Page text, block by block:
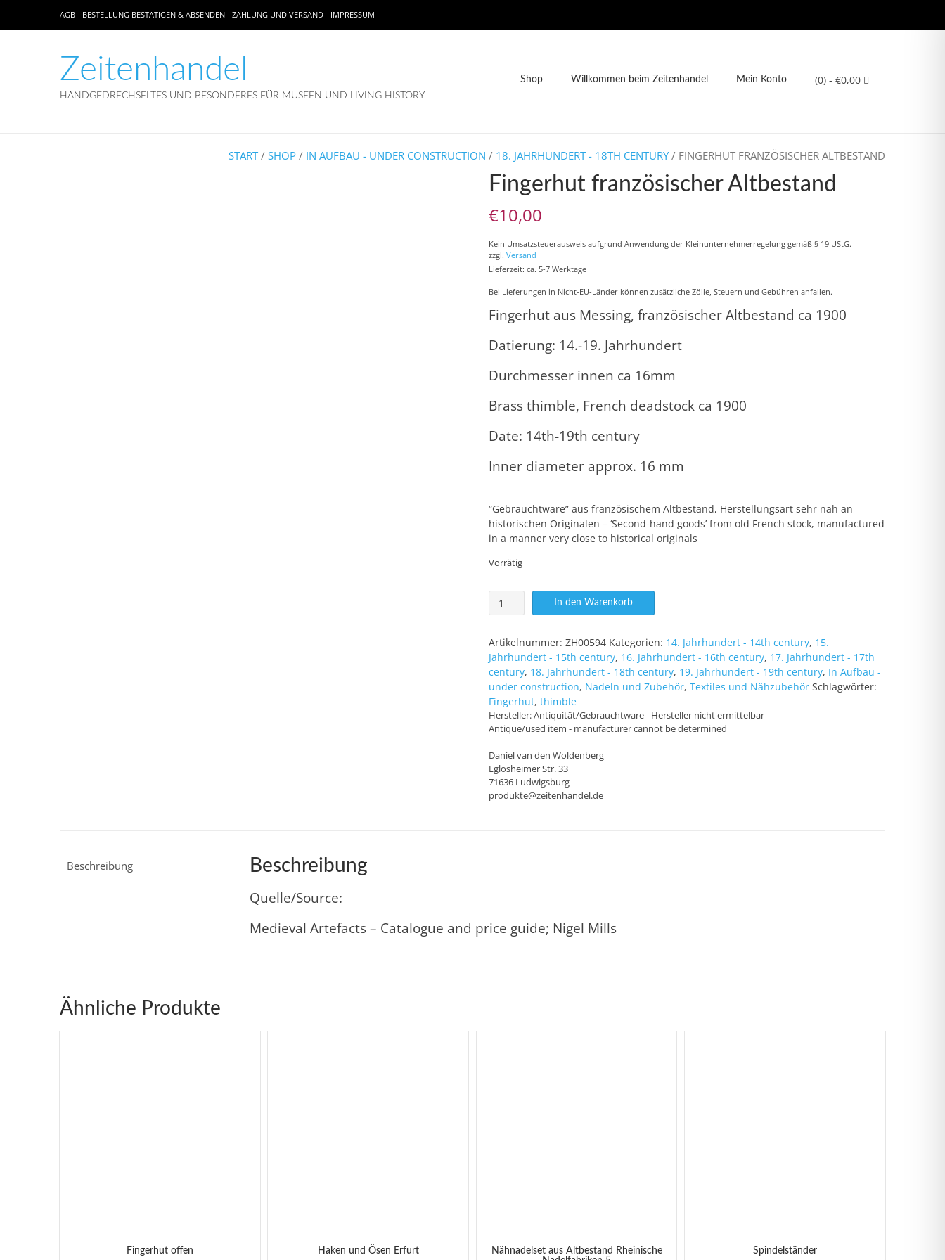
AGB BESTELLUNG BESTÄTIGEN & ABSENDEN ZAHLUNG UND VERSAND IMPRESSUM
Zeitenhandel
HANDGEDRECHSELTES UND BESONDERES FÜR MUSEEN UND LIVING HISTORY
(0) - €0,00
Shop Willkommen beim Zeitenhandel Mein Konto
START/ SHOP / IN AUFBAU - UNDER CONSTRUCTION / 18. JAHRHUNDERT - 18TH CENTURY/ FINGERHUT FRANZÖSISCHER ALTBESTAND
Fingerhut französischer Altbestand
€10,00
Kein Umsatzsteuerausweis aufgrund Anwendung der Kleinunternehmerregelung gemäß § 19 UStG.
zzgl.Versand
Lieferzeit: ca. 5-7 Werktage
Bei Lieferungen in Nicht-EU-Länder können zusätzliche Zölle, Steuern und Gebühren anfallen.
Fingerhut aus Messing, französischer Altbestand ca 1900
Datierung: 14.-19. Jahrhundert
Durchmesser innen ca 16mm
Brass thimble, French deadstock ca 1900
Date: 14th-19th century
Inner diameter approx. 16 mm
“Gebrauchtware” aus französischem Altbestand, Herstellungsart sehr nah an
historischen Originalen – ‘Second-hand goods’ from old French stock, manufactured
in a manner very close to historical originals
Vorrätig
Fingerhut
französischer
Menge
In den Warenkorb
Artikelnummer:ZH00594 Kategorien: 14. Jahrhundert - 14th century, 15.
Jahrhundert - 15th century, 16. Jahrhundert - 16th century, 17. Jahrhundert - 17th
century, 18. Jahrhundert - 18th century, 19. Jahrhundert - 19th century, In Aufbau -
under construction, Nadeln und Zubehör,Textiles und Nähzubehör Schlagwörter:
Fingerhut,thimble
Hersteller:Antiquität/Gebrauchtware - Hersteller nicht ermittelbar
Antique/used item - manufacturer cannot be determined
Daniel van den Woldenberg
Eglosheimer Str. 33
71636 Ludwigsburg
produkte@zeitenhandel.de
Beschreibung Beschreibung
Quelle/Source:
Medieval Artefacts – Catalogue and price guide; Nigel Mills
Ähnliche Produkte
Fingerhut offen Haken und Ösen Erfurt
Nähnadelset aus Altbestand Rheinische
Spindelständer